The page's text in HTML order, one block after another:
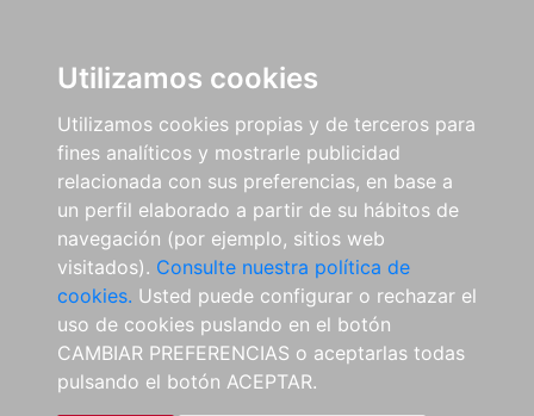
Utilizamos cookies
Utilizamos cookies propias y de terceros para
fines analíticos y mostrarle publicidad
relacionada con sus preferencias, en base a
un perfil elaborado a partir de su hábitos de
navegación (por ejemplo, sitios web
visitados). Consulte nuestra política de
cookies. Usted puede configurar o rechazar el
uso de cookies puslando en el botón
CAMBIAR PREFERENCIAS o aceptarlas todas
pulsando el botón ACEPTAR.